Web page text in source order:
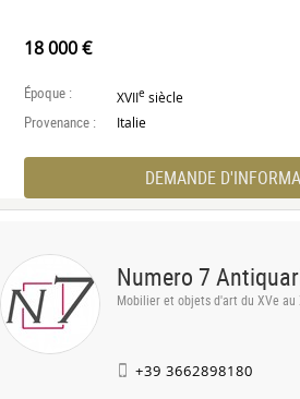
18 000 €
Époque : XVIIe siècle
Provenance : Italie
DEMANDE
Numero 7
Mobilier et objets d'art du XVe au
+39 3662898180